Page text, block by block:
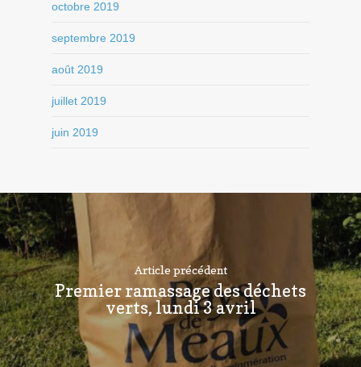
octobre 2019
septembre 2019
août 2019
juillet 2019
juin 2019
Article précédent
Premier ramassage des déchets
verts, lundi 3 avril